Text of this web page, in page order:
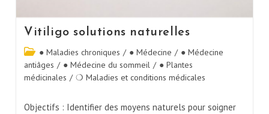
Vitiligo solutions naturelles
● Maladies chroniques / ● Médecine / ● Médecine
antiâges / ● Médecine du sommeil / ● Plantes
médicinales / ❍ Maladies et conditions médicales
Objectifs : Identifier des moyens naturels pour soigner